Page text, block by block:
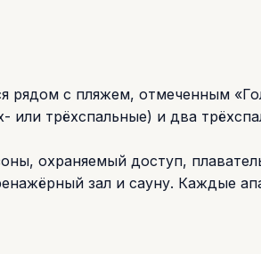
с пляжем, отмеченным
трёхспальные) и два
охраняемый доступ,
зал и сауну. Каждые